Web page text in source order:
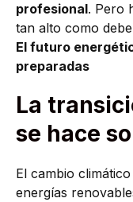
profesional. Pero
tan alto como
El futuro
preparadas
La
se hace
El cambio
energías